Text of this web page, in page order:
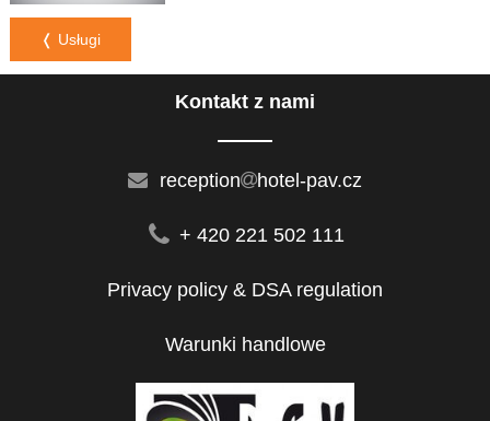
❬ Usługi
Kontakt z nami
reception hotel-pav.cz
+ 420 221 502 111
Privacy policy & DSA regulation
Warunki handlowe